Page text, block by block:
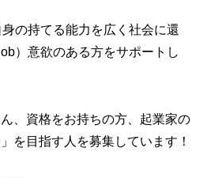
の持てる能力を広く社会に還
）意欲のある方をサポートし
、資格をお持ちの方、起業家の
を目指す人を募集しています！